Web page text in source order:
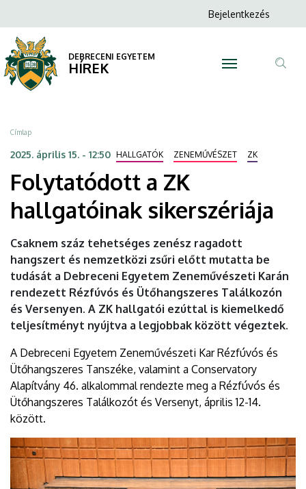
ZK
hallgatóinak
sikerszériája
DEBRECENI
EGYETEM
a
tartalomra
Anonim
menüje
Bejelentkezés
DEBRECENI EGYETEM
HÍREK
Morzsa
Címlap
2025. április 15. - 12:50 HALLGATÓK ZENEMŰVÉSZET ZK
Folytatódott a ZK
hallgatóinak sikerszériája
Csaknem száz tehetséges zenész ragadott
hangszert és nemzetközi zsűri előtt mutatta be
tudását a Debreceni Egyetem Zeneművészeti Karán
rendezett Rézfúvós és Ütőhangszeres Találkozón
és Versenyen. A ZK hallgatói ezúttal is kiemelkedő
teljesítményt nyújtva a legjobbak között végeztek.
A Debreceni Egyetem Zeneművészeti Kar Rézfúvós és
Ütőhangszeres Tanszéke, valamint a Conservatory
Alapítvány 46. alkalommal rendezte meg a Rézfúvós és
Ütőhangszeres Találkozót és Versenyt, április 12-14.
között.